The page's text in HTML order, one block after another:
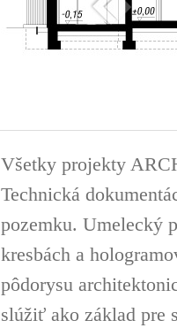
Všetky projekty
Technická
pozemku. Umelecký
kresbách a
pôdorysu
slúžiť ako základ pre